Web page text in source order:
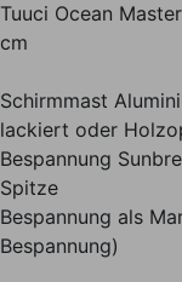
Tuuci Ocean
cm
Schirmmast
lackiert oder
Bespannung
Spitze
Bespannung als
Bespannung)